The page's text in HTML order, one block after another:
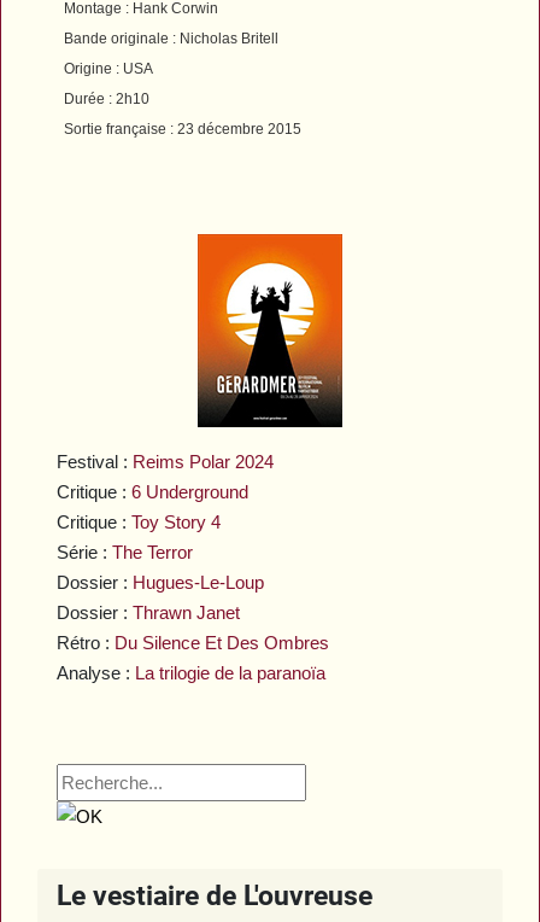
Festival : Reims Polar 2024
Critique :6 Underground
Critique :Toy Story 4
Série :The Terror
Dossier : Hugues-Le-Loup
Dossier :Thrawn Janet
Rétro : Du Silence Et Des Ombres
Analyse : La trilogie de la paranoïa
Le vestiaire de L'ouvreuse
Montage : Hank Corwin
Bande originale : Nicholas Britell
Origine : USA
Durée : 2h10
Sortie française : 23 décembre 2015